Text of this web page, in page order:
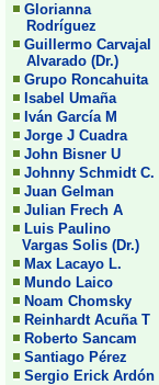
Glorianna
Rodríguez
Guillermo Carvajal
Alvarado (Dr.)
Grupo Roncahuita
Isabel Umaña
Iván García M
Jorge J Cuadra
John Bisner U
Johnny Schmidt C.
Juan Gelman
Julian Frech A
Luis Paulino
Vargas Solis (Dr.)
Max Lacayo L.
Mundo Laico
Noam Chomsky
Reinhardt Acuña T
Roberto Sancam
Santiago Pérez
Sergio Erick Ardón